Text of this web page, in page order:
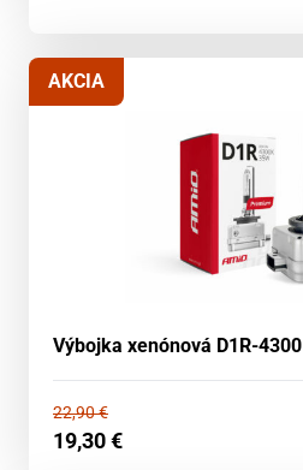
AKCIA
Výbojka xenónová D1R-4300
22,90€
19,30€